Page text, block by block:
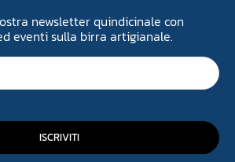
newsletter quindicinale con
eventi sulla birra artigianale.
ISCRIVITI